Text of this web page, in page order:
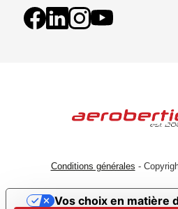
Conditions générales -
Vos choix en matière